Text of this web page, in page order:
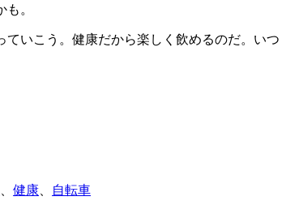
。
いこう。健康だから楽しく飲めるのだ。いつ
健康 自転車